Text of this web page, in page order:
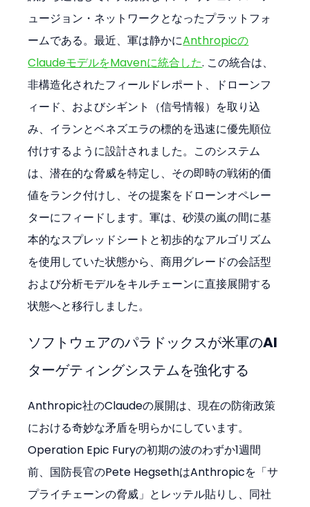
ュージョン・ネットワークとなったプラットフォ
ームである。最近、軍は静かにAnthropicの
ClaudeモデルをMavenに統合した. この統合は、
非構造化されたフィールドレポート、ドローンフ
ィード、およびシギント（信号情報）を取り込
み、イランとベネズエラの標的を迅速に優先順位
付けするように設計されました。このシステム
は、潜在的な脅威を特定し、その即時の戦術的価
値をランク付けし、その提案をドローンオペレー
ターにフィードします。軍は、砂漠の嵐の間に基
本的なスプレッドシートと初歩的なアルゴリズム
を使用していた状態から、商用グレードの会話型
および分析モデルをキルチェーンに直接展開する
状態へと移行しました。
ソフトウェアのパラドックスが米軍のAI
ターゲティングシステムを強化する
Anthropic社のClaudeの展開は、現在の防衛政策
における奇妙な矛盾を明らかにしています。
Operation Epic Furyの初期の波のわずか1週間
前、国防長官のPete HegsethはAnthropicを「サ
プライチェーンの脅威」とレッテル貼りし、同社